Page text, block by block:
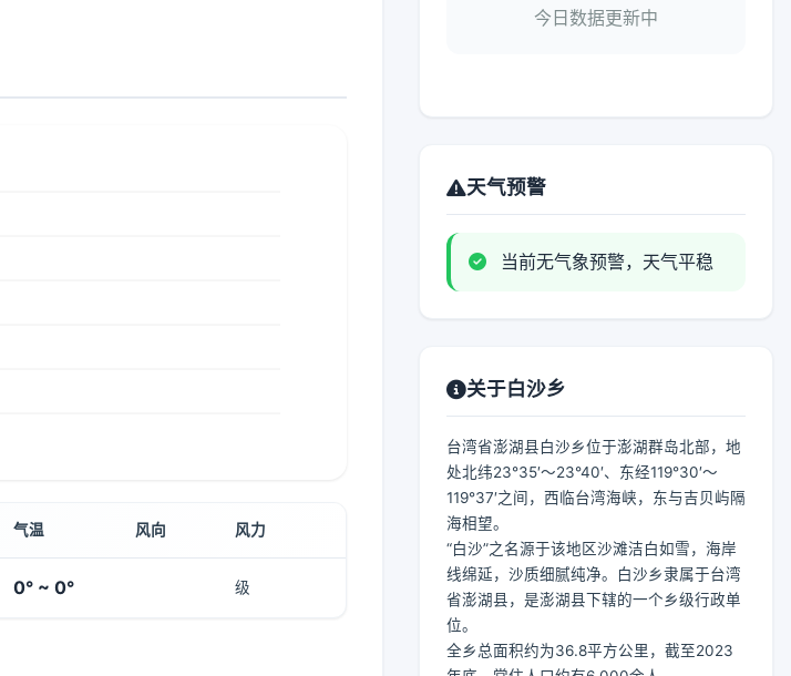
气温 风向 风力
0° ~ 0° 级
今日数据更新中
天气预警
当前无气象预警，天气平稳
关于白沙乡
台湾省澎湖县白沙乡位于澎湖群岛北部，地
处北纬23°35′～23°40′、东经119°30′～
119°37′之间，西临台湾海峡，东与吉贝屿隔
海相望。
“白沙”之名源于该地区沙滩洁白如雪，海岸
线绵延，沙质细腻纯净。白沙乡隶属于台湾
省澎湖县，是澎湖县下辖的一个乡级行政单
位。
全乡总面积约为36.8平方公里，截至2023